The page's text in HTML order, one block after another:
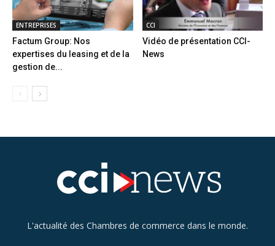
ENTREPRISES
Factum Group: Nos
expertises du leasing et de la
gestion de...
CCI
Vidéo de présentation CCI-
News
L'actualité des Chambres de commerce dans le monde.